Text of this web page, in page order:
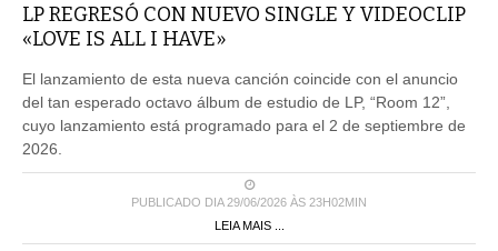
LP REGRESÓ CON NUEVO SINGLE Y VIDEOCLIP
«LOVE IS ALL I HAVE»
El lanzamiento de esta nueva canción coincide con el anuncio
del tan esperado octavo álbum de estudio de LP, “Room 12”,
cuyo lanzamiento está programado para el 2 de septiembre de
2026.
PUBLICADO DIA 29/06/2026 ÀS 23H02MIN
LEIA MAIS ...